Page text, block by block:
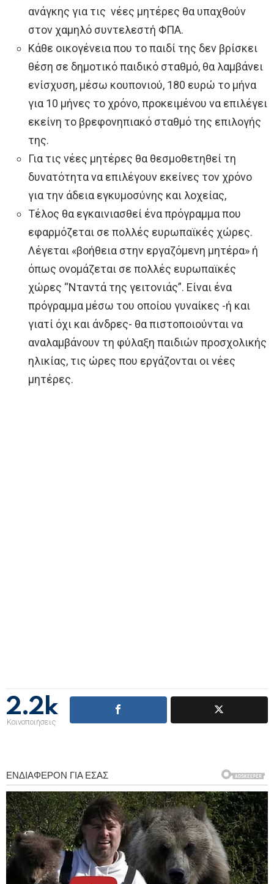
ανάγκης για τις νέες μητέρες θα υπαχθούν
στον χαμηλό συντελεστή ΦΠΑ.
Κάθε οικογένεια που το παιδί της δεν βρίσκει
θέση σε δημοτικό παιδικό σταθμό, θα λαμβάνει
ενίσχυση, μέσω κουπονιού, 180 ευρώ το μήνα
για 10 μήνες το χρόνο, προκειμένου να επιλέγει
εκείνη το βρεφονηπιακό σταθμό της επιλογής
της.
Για τις νέες μητέρες θα θεσμοθετηθεί τη
δυνατότητα να επιλέγουν εκείνες τον χρόνο
για την άδεια εγκυμοσύνης και λοχείας,
Τέλος θα εγκαινιασθεί ένα πρόγραμμα που
εφαρμόζεται σε πολλές ευρωπαϊκές χώρες.
Λέγεται «βοήθεια στην εργαζόμενη μητέρα» ή
όπως ονομάζεται σε πολλές ευρωπαϊκές
χώρες “Νταντά της γειτονιάς”. Είναι ένα
πρόγραμμα μέσω του οποίου γυναίκες -ή και
γιατί όχι και άνδρες- θα πιστοποιούνται να
αναλαμβάνουν τη φύλαξη παιδιών προσχολικής
ηλικίας, τις ώρες που εργάζονται οι νέες
μητέρες.
2.2k
Κοινοποιήσεις